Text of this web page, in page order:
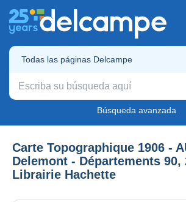
Todas las páginas Delcampe
Búsqueda avanzada
Carte Topographique 1906 -
Delemont - Départements 90,
Librairie Hachette